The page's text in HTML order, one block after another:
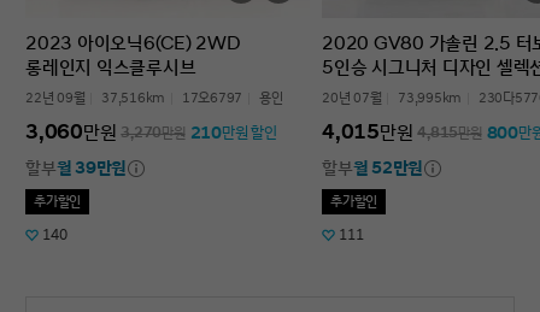
2023 아이오닉6(CE) 2WD
롱레인지 익스클루시브
22년 09월 37,516km 17오6797 용인
3,060만원 3,270만원 210만원 할인
할부월 39만원
추가할인
140
2020 GV80 가솔린 2.5 터
5인승 시그니처 디자인 셀
20년 07월 73,995km 230다
4,015만원 4,815만원 800만
할부월 52만원
추가할인
111